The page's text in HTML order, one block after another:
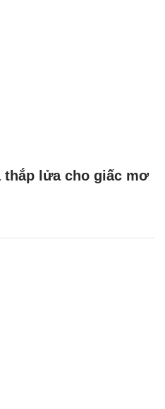
thắp lửa cho giấc mơ